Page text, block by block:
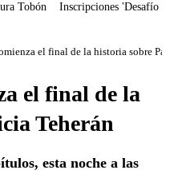
Tobón Inscripciones 'Desafío'
el final de la historia sobre
el final de la
Teherán
esta noche a las